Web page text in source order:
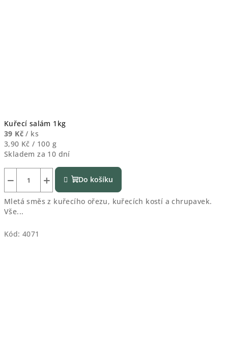
Kuřecí salám 1kg
39 Kč/ ks
Měrná
cena:
3,90 Kč / 100 g
Skladem za 10 dní
+
− Do košíku
Mletá směs z kuřecího ořezu, kuřecích kostí a chrupavek.
Vše...
Kód: 4071